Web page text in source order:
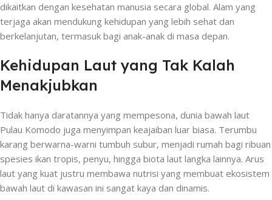
dikaitkan dengan kesehatan manusia secara global. Alam yang
terjaga akan mendukung kehidupan yang lebih sehat dan
berkelanjutan, termasuk bagi anak-anak di masa depan.
Kehidupan Laut yang Tak Kalah
Menakjubkan
Tidak hanya daratannya yang mempesona, dunia bawah laut
Pulau Komodo juga menyimpan keajaiban luar biasa. Terumbu
karang berwarna-warni tumbuh subur, menjadi rumah bagi ribuan
spesies ikan tropis, penyu, hingga biota laut langka lainnya. Arus
laut yang kuat justru membawa nutrisi yang membuat ekosistem
bawah laut di kawasan ini sangat kaya dan dinamis.